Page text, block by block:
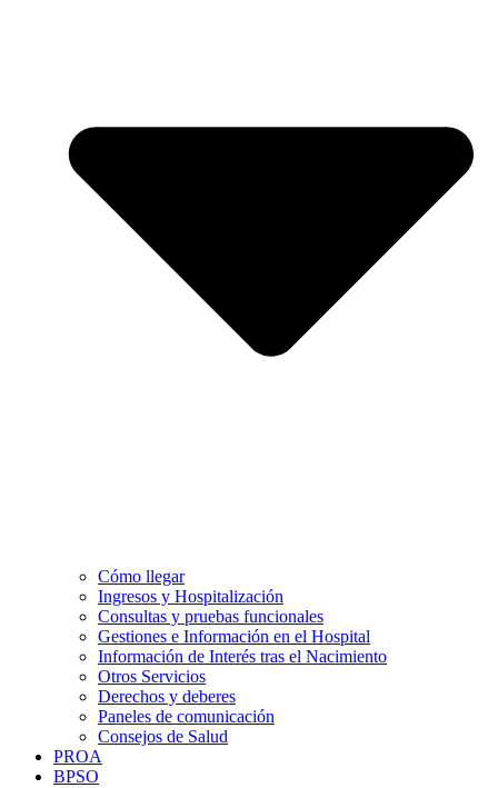
Cómo llegar
Ingresos y Hospitalización
Consultas y pruebas funcionales
Gestiones e Información en el Hospital
Información de Interés tras el Nacimiento
Otros Servicios
Derechos y deberes
Paneles de comunicación
Consejos de Salud
PROA
BPSO